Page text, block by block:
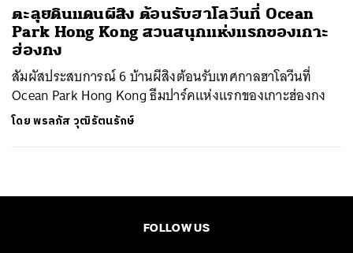
ตะลุยดินแดนผีสิง ต้อนรับฮาโลวีนที่ Ocean
Park Hong Kong สวนสนุกแห่งแรกของเกาะ
ฮ่องกง
สัมผัสประสบการณ์ 6 บ้านผีสิงต้อนรับเทศกาลฮาโลวีนที่
Ocean Park Hong Kong ธีมปาร์คแห่งแรกของเกาะฮ่องกง
โดยพรลภัส วุฒิรัตนรักษ์
FOLLOW US